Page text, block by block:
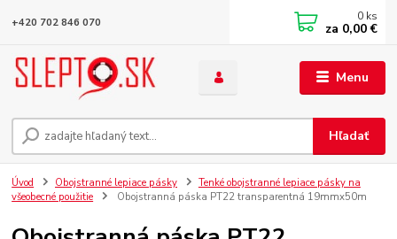
Menu
Hľadať
+420 702 846 070 0 ks
za 0,00 €
Úvod Obojstranné lepiace pásky
Tenké obojstranné lepiace pásky na
všeobecné použitie
Obojstranná páska PT22 transparentná 19mmx50m